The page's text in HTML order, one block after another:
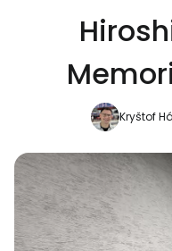
Kryštof
... la